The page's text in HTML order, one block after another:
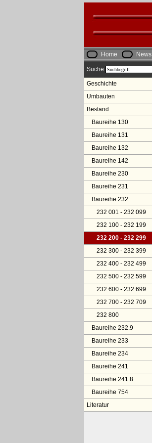
Home News
Suche
Geschichte
Umbauten
Bestand
Baureihe 130
Baureihe 131
Baureihe 132
Baureihe 142
Baureihe 230
Baureihe 231
Baureihe 232
232 001 - 232 099
232 100 - 232 199
232 200 - 232 299
232 300 - 232 399
232 400 - 232 499
232 500 - 232 599
232 600 - 232 699
232 700 - 232 709
232 800
Baureihe 232.9
Baureihe 233
Baureihe 234
Baureihe 241
Baureihe 241.8
Baureihe 754
Literatur